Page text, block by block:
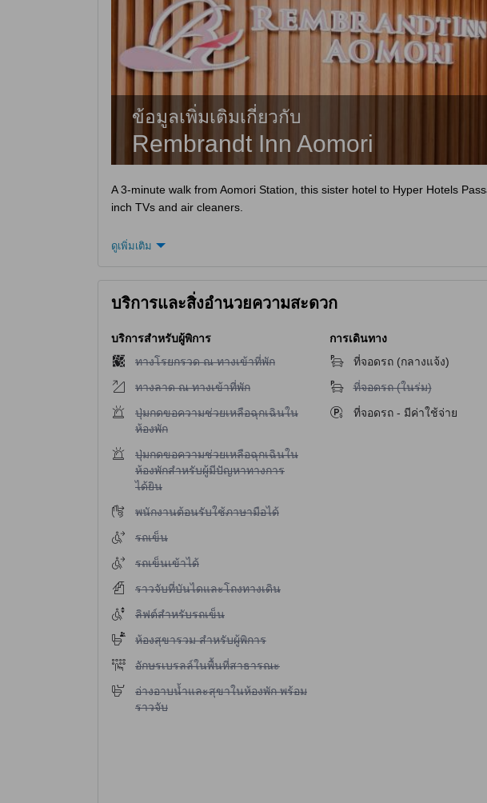
ข้อมูลเพิ่มเติมเกี่ยวกับ
Rembrandt Inn Aomori
A 3-minute walk from Aomori Station, this sister hotel to Hyper Hotels
inch TVs and air cleaners.
ดูเพิ่มเติม
บริการและสิ่งอำนวยความสะดวก
บริการสำหรับผู้พิการ
ไม่มีบริการทางโรยกรวด ณ ทางเข้าที่พัก
ทางโรยกรวด ณ ทางเข้าที่พัก
ไม่มีบริการทางลาด ณ ทางเข้าที่พัก
ทางลาด ณ ทางเข้าที่พัก
ไม่มีบริการปุ่มกดขอความช่วยเหลือฉุกเฉินในห้องพัก
ปุ่มกดขอความช่วยเหลือฉุกเฉินใน
ห้องพัก
ไม่มีบริการปุ่มกดขอความช่วยเหลือฉุกเฉินในห้องพักสำหรับผู้มีปัญหาทางการได้
ปุ่มกดขอความช่วยเหลือฉุกเฉินใน
ห้องพักสำหรับผู้มีปัญหาทางการ
ได้ยิน
ไม่มีบริการพนักงานต้อนรับใช้ภาษามือได้
พนักงานต้อนรับใช้ภาษามือได้
ไม่มีบริการรถเข็น
รถเข็น
ไม่มีบริการรถเข็นเข้าได้
รถเข็นเข้าได้
ไม่มีบริการราวจับที่บันไดและโถงทางเดิน
ราวจับที่บันไดและโถงทางเดิน
ไม่มีบริการลิฟต์สำหรับรถเข็น
ลิฟต์สำหรับรถเข็น
ไม่มีบริการห้องสุขารวม สำหรับผู้พิการ
ห้องสุขารวม สำหรับผู้พิการ
ไม่มีบริการอักษรเบรลล์ในพื้นที่สาธารณะ
อักษรเบรลล์ในพื้นที่สาธารณะ
ไม่มีบริการอ่างอาบน้ำและสุขาในห้องพัก พร้อมราวจับ
อ่างอาบน้ำและสุขาในห้องพัก พร้อม
ราวจับ
การเดินทาง
ที่จอดรถ (กลางแจ้ง)
ไม่มีบริการที่จอดรถ (ในร่ม)
ที่จอดรถ (ในร่ม)
ที่จอดรถ - มีค่าใช้จ่าย